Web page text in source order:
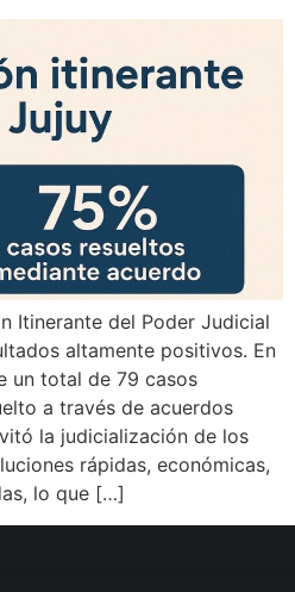
Itinerante del Poder Judicial
altamente positivos. En
un total de 79 casos
a través de acuerdos
la judicialización de los
rápidas, económicas,
lo que […]